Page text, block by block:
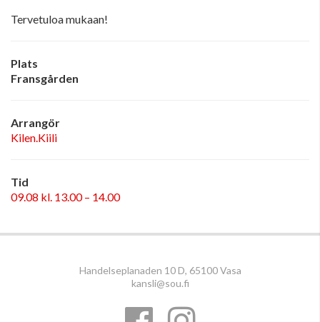
Tervetuloa mukaan!
Plats
Fransgården
Arrangör
Kilen.Kiili
Tid
09.08 kl. 13.00 – 14.00
Handelseplanaden 10 D, 65100 Vasa
kansli@sou.fi